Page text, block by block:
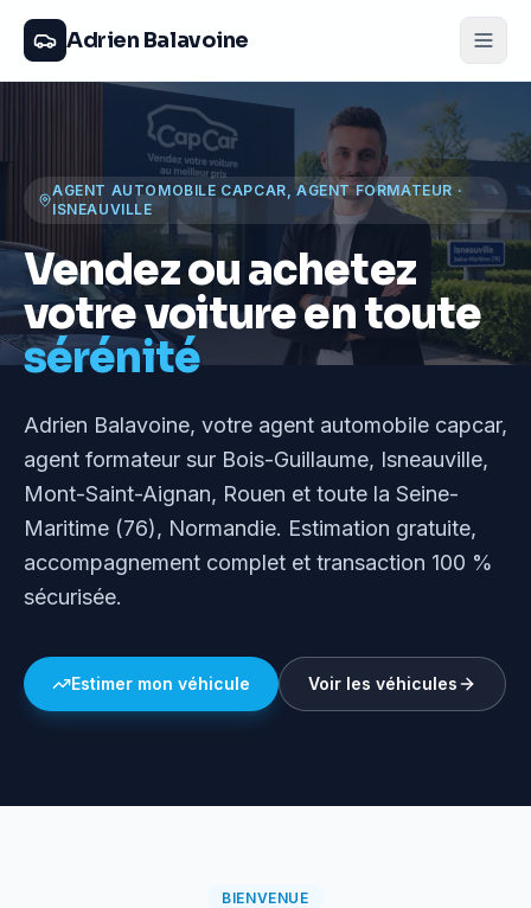
Adrien Balavoine
AGENT AUTOMOBILE CAPCAR, AGENT FORMATEUR ·
ISNEAUVILLE
Vendez ou achetez
votre voiture en toute
sérénité
Adrien Balavoine, votre agent automobile capcar,
agent formateur sur Bois-Guillaume, Isneauville,
Mont-Saint-Aignan, Rouen et toute la Seine-
Maritime (76), Normandie. Estimation gratuite,
accompagnement complet et transaction 100 %
sécurisée.
Estimer mon véhicule Voir les véhicules
BIENVENUE